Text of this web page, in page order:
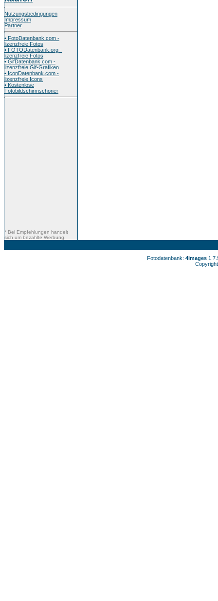
Nutzungsbedingungen
Impressum
Partner
• FotoDatenbank.com -
lizenzfreie Fotos
• FOTODatenbank.org -
lizenzfreie Fotos
• GifDatenbank.com -
lizenzfreie Gif-Grafiken
• IconDatenbank.com -
lizenzfreie Icons
• Kostenlose
Fotobildschirmschoner
* Bei Empfehlungen handelt
sich um bezahlte Werbung.
Fotodatenbank: 4images